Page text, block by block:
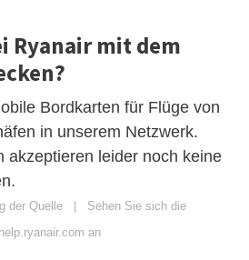
Ryanair mit dem
Bordkarten für Flüge von
in unserem Netzwerk.
akzeptieren leider noch keine
der Quelle
Sehen Sie sich die
an